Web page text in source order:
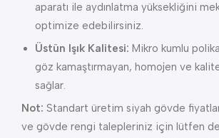
aparatı ile aydınlatma yüksekliğini
optimize edebilirsiniz.
Üstün Işık Kalitesi: Mikro kumlu
göz kamaştırmayan, homojen ve kaliteli
sağlar.
Not: Standart üretim siyah gövde
ve gövde rengi talepleriniz için lütfen